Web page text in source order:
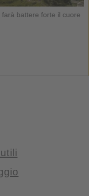
battere forte il cuore